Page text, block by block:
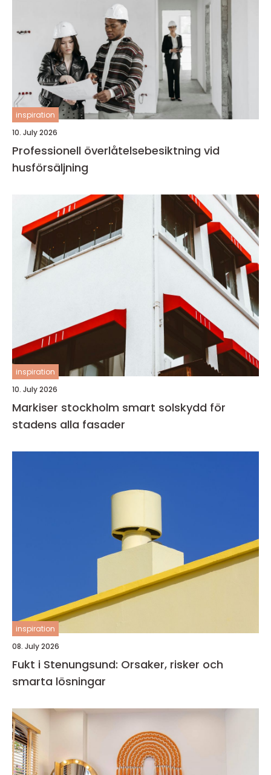
inspiration
10. July 2026
Professionell överlåtelsebesiktning vid
husförsäljning
inspiration
10. July 2026
Markiser stockholm smart solskydd för
stadens alla fasader
inspiration
08. July 2026
Fukt i Stenungsund: Orsaker, risker och
smarta lösningar